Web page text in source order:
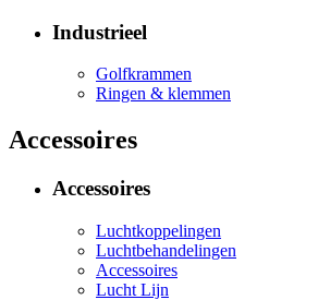
Industrieel
Golfkrammen
Ringen & klemmen
Accessoires
Accessoires
Luchtkoppelingen
Luchtbehandelingen
Accessoires
Lucht Lijn